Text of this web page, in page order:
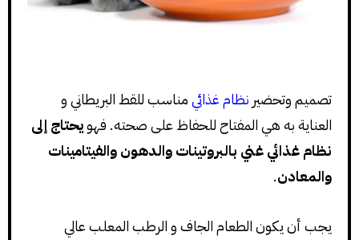
تصميم وتحضير نظام غذائيمناسب للقط البريطاني و
العناية به هي المفتاح للحفاظ على صحته. فهويحتاج إلى
نظام غذائي غني بالبروتينات والدهون والفيتامينات
والمعادن.
يجب أن يكون الطعام الجاف و الرطب المعلب عالي